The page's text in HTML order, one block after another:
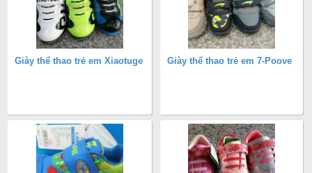
Giày thể thao trẻ em Xiaotuge Giày thể thao trẻ em 7-Poove